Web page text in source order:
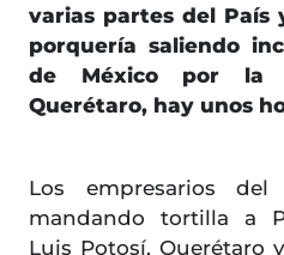
varias partes del País
porquería saliendo
de México por la
Querétaro, hay unos
Los empresarios
mandando tortilla a
Luis Potosí, Querétaro